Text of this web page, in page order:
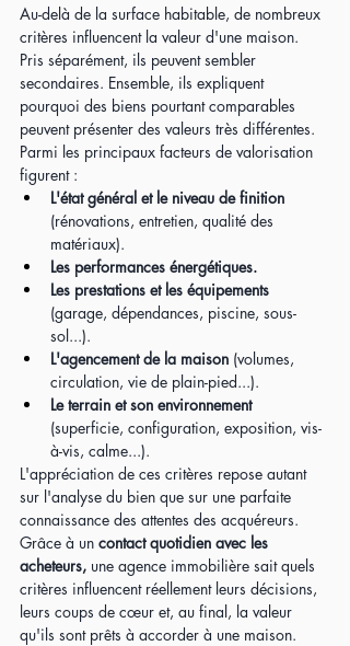
Au-delà de la surface habitable, de nombreux
critères influencent la valeur d'une maison.
Pris séparément, ils peuvent sembler
secondaires. Ensemble, ils expliquent
pourquoi des biens pourtant comparables
peuvent présenter des valeurs très différentes.
Parmi les principaux facteurs de valorisation
figurent :
L'état général et le niveau de finition
(rénovations, entretien, qualité des
matériaux).
Les performances énergétiques.
Les prestations et les équipements
(garage, dépendances, piscine, sous-
sol...).
L'agencement de la maison (volumes,
circulation, vie de plain-pied...).
Le terrain et son environnement
(superficie, configuration, exposition, vis-
à-vis, calme...).
L'appréciation de ces critères repose autant
sur l'analyse du bien que sur une parfaite
connaissance des attentes des acquéreurs.
Grâce à un contact quotidien avec les
acheteurs, une agence immobilière sait quels
critères influencent réellement leurs décisions,
leurs coups de cœur et, au final, la valeur
qu'ils sont prêts à accorder à une maison.